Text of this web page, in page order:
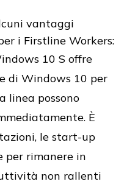
vantaggi
i Firstline Workers:
10 S offre
di Windows 10 per
linea possono
È
le start-up
per rimanere in
non rallenti